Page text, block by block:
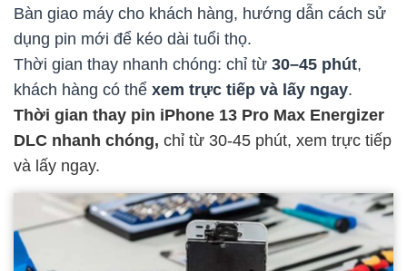
Bàn giao máy cho khách hàng, hướng dẫn cách sử
dụng pin mới để kéo dài tuổi thọ.
Thời gian thay nhanh chóng: chỉ từ 30–45 phút,
khách hàng có thể xem trực tiếp và lấy ngay.
Thời gian thay pin iPhone 13 Pro Max Energizer
DLC nhanh chóng, chỉ từ 30-45 phút, xem trực tiếp
và lấy ngay.